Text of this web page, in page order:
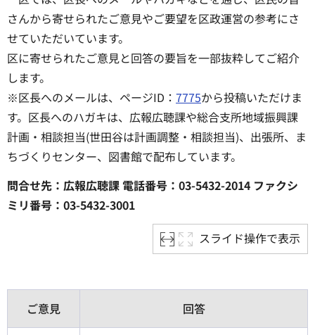
さんから寄せられたご意見やご要望を区政運営の参考にさ
せていただいています。
区に寄せられたご意見と回答の要旨を一部抜粋してご紹介
します。
※区長へのメールは、ページID： 7775から投稿いただけま
す。区長へのハガキは、広報広聴課や総合支所地域振興課
計画・相談担当(世田谷は計画調整・相談担当)、出張所、ま
ちづくりセンター、図書館で配布しています。
問合せ先：広報広聴課 電話番号：03-5432-2014 ファクシ
ミリ番号：03-5432-3001
スライド操作で表示
ご意見 回答